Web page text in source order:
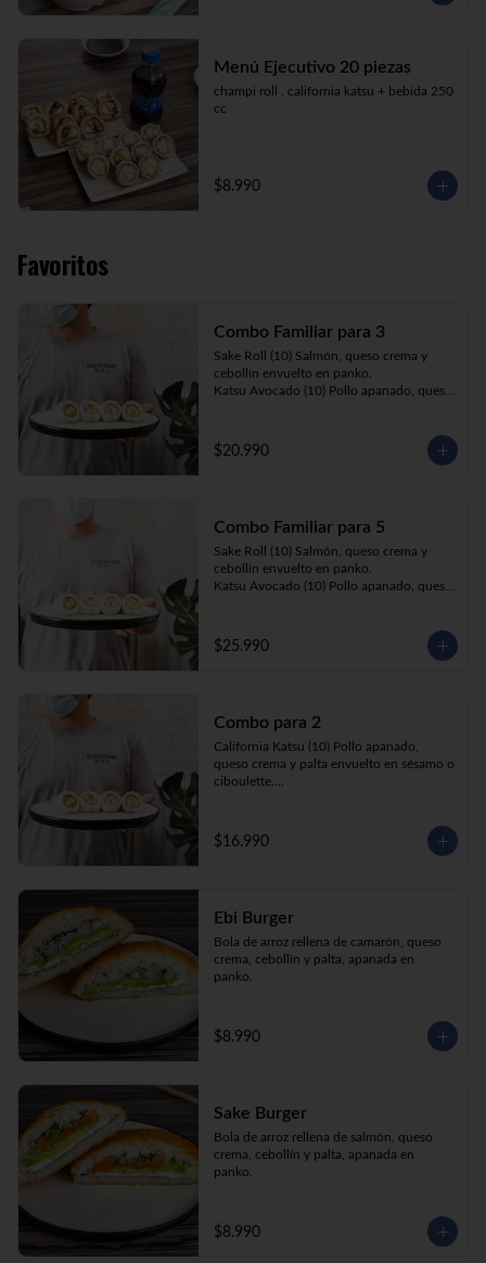
Menú Ejecutivo 20 piezas
champi roll , california katsu + bebida 250
cc
$8.990
Favoritos
Combo Familiar para 3
Sake Roll (10) Salmón, queso crema y
cebollín envuelto en panko.
Katsu Avocado (10) Pollo apanado, queso
y palta envuelta en sésamo o ciboulette.
Gyosas a elección (5u) + Bebida 1.5lt a
**Imagen Referencial**
$20.990
Combo Familiar para 5
Sake Roll (10) Salmón, queso crema y
cebollín envuelto en panko.
Katsu Avocado (10) Pollo apanado, queso
cebollín, envuelto en ciboulette o sesamo.
Tempura ebi avocado (10) Camarón
queso crema y palta envuelto en sésamo o
ciboulette.
Gyosas a elección (5u) + Bebida 1.5lt a
elección
**Imagen Referencial**
$25.990
Combo para 2
California Katsu (10) Pollo apanado,
queso crema y palta envuelto en sésamo o
ciboulette.
en palta.
Gyosas a elección  (5u)  + 2 bebidas
**Imagen Referencial**
$16.990
Ebi Burger
Bola de arroz rellena de camarón, queso
crema, cebollín y palta, apanada en
panko.
$8.990
Sake Burger
Bola de arroz rellena de salmón, queso
crema, cebollín y palta, apanada en
panko.
$8.990